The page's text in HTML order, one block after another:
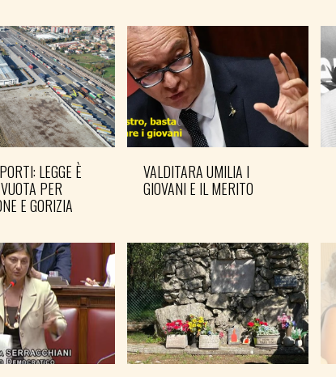
LEGGE È
PER
E GORIZIA
VALDITARA UMILIA I
GIOVANI E IL MERITO